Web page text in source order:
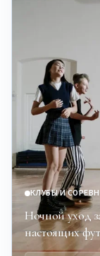
КЛУБЫ И
Ночной уход
настоящих